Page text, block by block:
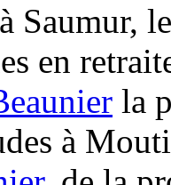
Saumur,
en
la
à